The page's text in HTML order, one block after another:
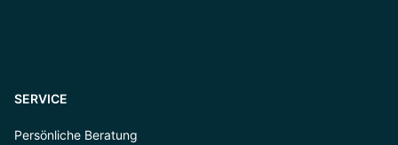
SERVICE
Persönliche Beratung